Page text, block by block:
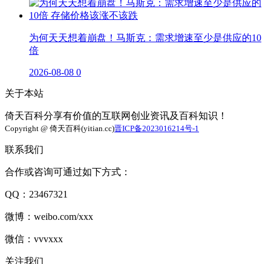
为何天天想着崩盘！马斯克：需求增速至少是供应的10
倍
2026-08-08 0
关于本站
倚天百科分享有价值的互联网创业资讯及百科知识！
Copyright @ 倚天百科(yitian.cc)晋ICP备2023016214号-1
联系我们
合作或咨询可通过如下方式：
QQ：23467321
微博：weibo.com/xxx
微信：vvvxxx
关注我们